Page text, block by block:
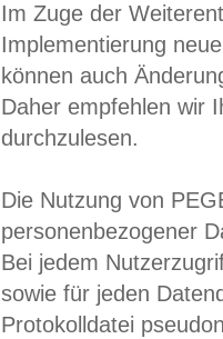
Im Zuge der
Implementierung
können auch
Daher empfehlen wir
durchzulesen.
Die Nutzung von
personenbezogener
Bei jedem
sowie für jeden
Protokolldatei